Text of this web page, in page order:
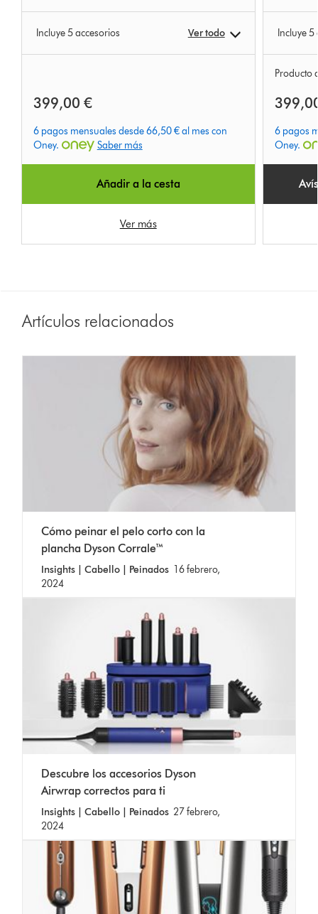
Incluye 5 accesorios Ver todo
399,00 €
6 pagos mensuales desde 66,50 € al mes con
Oney.
Saber más
Añadir a la cesta
Ver más
Incluye
Producto
6 pagos
Oney.
Artículos relacionados
Cómo peinar el pelo corto con la
plancha Dyson Corrale™
Insights | Cabello | Peinados 16 febrero,
2024
Descubre los accesorios Dyson
Airwrap correctos para ti
Insights | Cabello | Peinados 27 febrero,
2024